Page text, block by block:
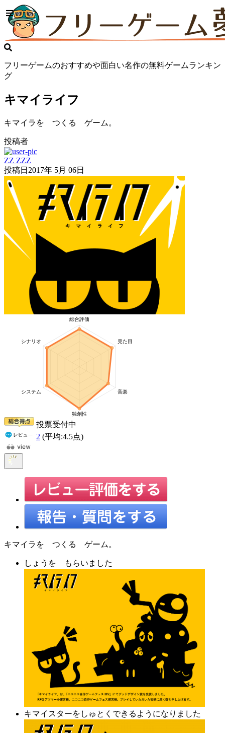
フリーゲームのおすすめや面白い名作の無料ゲームランキン
グ
キマイライフ
キマイラを つくる ゲーム。
投稿者
ZZ ZZZ
投稿日 2017年 5月 06日
投票受付中
2 (平均:4.5点)
キマイラを つくる ゲーム。
しょうを もらいました
キマイスターをしゅとくできるようになりました